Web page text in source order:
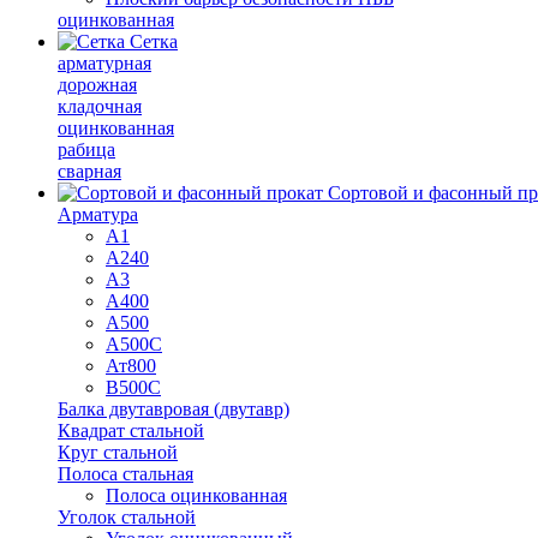
оцинкованная
Сетка
арматурная
дорожная
кладочная
оцинкованная
рабица
сварная
Сортовой и фасонный
Арматура
А1
А240
А3
А400
А500
А500С
Ат800
В500С
Балка двутавровая (двутавр)
Квадрат стальной
Круг стальной
Полоса стальная
Полоса оцинкованная
Уголок стальной